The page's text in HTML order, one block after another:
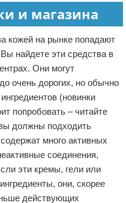
и магазина
кожей на рынке попадают
найдете эти средства в
Они могут
очень дорогих, но обычно
(новинки
попробовать – читайте
должны подходить
много активных
соединения,
эти кремы, гели или
они, скорее
действующих